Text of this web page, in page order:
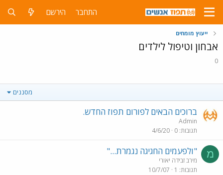
התחבר הירשם
ייעוץ מומחים
אבחון וטיפול לילדים
0
מסננים
ברוכים הבאים לפורום תפוז החדש.
Admin
תגובות 0
4/6/20
מ "ולפעמים החגיגה נגמרת..."
מירב זבידה יאורי
תגובות 1
10/7/07